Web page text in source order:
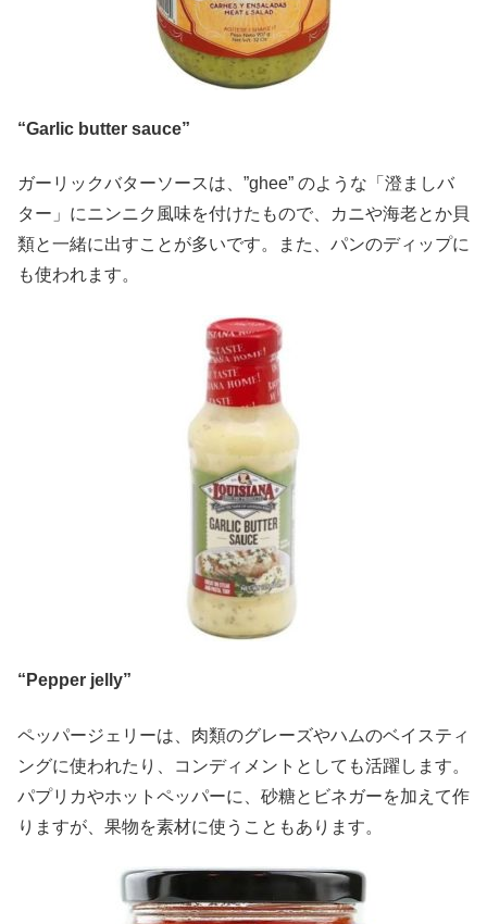
“Garlic butter sauce”
ガーリックバターソースは、”ghee” のような「澄ましバ
ター」にニンニク風味を付けたもので、カニや海老とか貝
類と一緒に出すことが多いです。また、パンのディップに
も使われます。
“Pepper jelly”
ペッパージェリーは、肉類のグレーズやハムのベイスティ
ングに使われたり、コンディメントとしても活躍します。
パプリカやホットペッパーに、砂糖とビネガーを加えて作
りますが、果物を素材に使うこともあります。